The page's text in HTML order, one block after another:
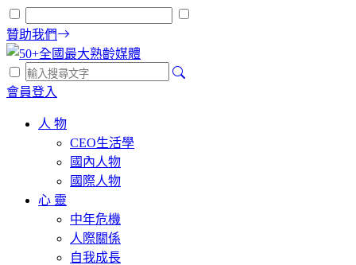
贊助我們
會員登入
人 物
CEO生活學
國內人物
國際人物
心 靈
中年危機
人際關係
自我成長